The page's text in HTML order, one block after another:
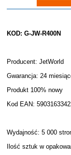
KOD: G-JW-R400N
Producent: JetWorld
Gwarancja: 24
Produkt 100% nowy
Kod EAN:
Wydajność: 5 000
Ilość sztuk w